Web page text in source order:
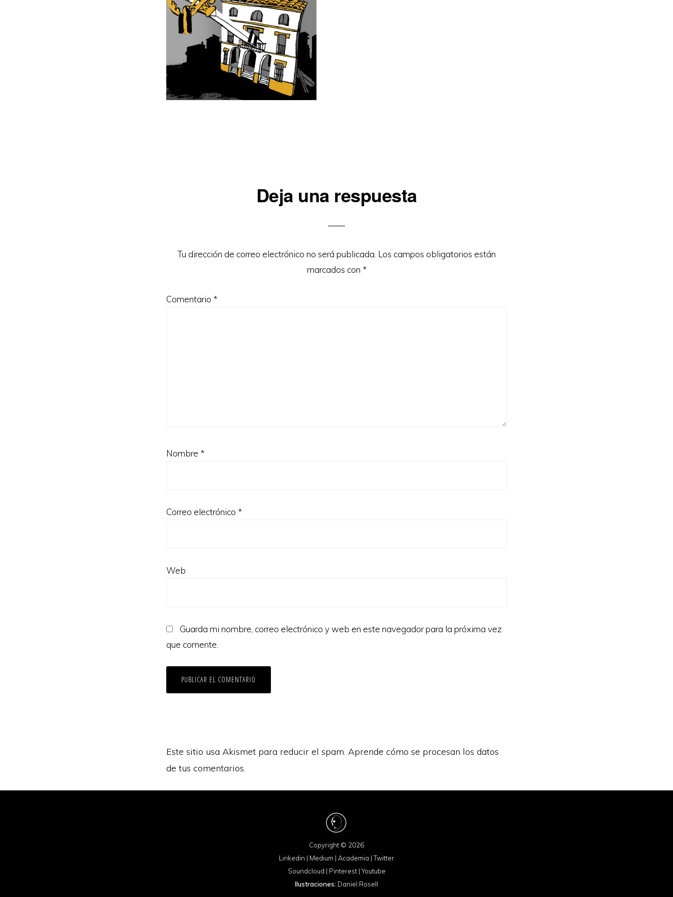
lectores
Deja una respuesta
Tu dirección de correo electrónico no será publicada. Los campos obligatorios están
marcados con *
Comentario *
Nombre *
Correo electrónico *
Web
Guarda mi nombre, correo electrónico y web en este navegador para la próxima vez
que comente.
Este sitio usa Akismet para reducir el spam. Aprende cómo se procesan los datos
de tus comentarios.
Copyright © 2026
Linkedin | Medium | Academia |Twitter
Soundcloud | Pinterest|Youtube
Ilustraciones: Daniel Rosell